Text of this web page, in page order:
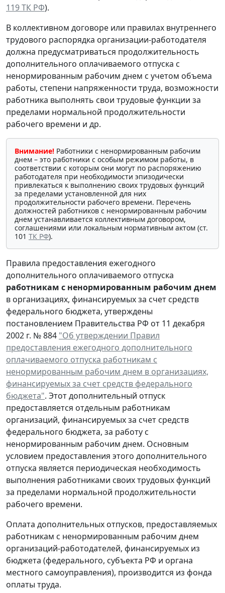
119 ТК РФ).
В коллективном договоре или правилах внутреннего
трудового распорядка организации-работодателя
должна предусматриваться продолжительность
дополнительного оплачиваемого отпуска с
ненормированным рабочим днем с учетом объема
работы, степени напряженности труда, возможности
работника выполнять свои трудовые функции за
пределами нормальной продолжительности
рабочего времени и др.
Внимание! Работники с ненормированным рабочим
днем – это работники с особым режимом работы, в
соответствии с которым они могут по распоряжению
работодателя при необходимости эпизодически
привлекаться к выполнению своих трудовых функций
за пределами установленной для них
продолжительности рабочего времени. Перечень
должностей работников с ненормированным рабочим
днем устанавливается коллективным договором,
соглашениями или локальным нормативным актом (ст.
101 ТК РФ).
Правила предоставления ежегодного
дополнительного оплачиваемого отпуска
работникам с ненормированным рабочим днем
в организациях, финансируемых за счет средств
федерального бюджета, утверждены
постановлением Правительства РФ от 11 декабря
2002 г. № 884 "Об утверждении Правил
предоставления ежегодного дополнительного
оплачиваемого отпуска работникам с
ненормированным рабочим днем в организациях,
финансируемых за счет средств федерального
бюджета". Этот дополнительный отпуск
предоставляется отдельным работникам
организаций, финансируемых за счет средств
федерального бюджета, за работу с
ненормированным рабочим днем. Основным
условием предоставления этого дополнительного
отпуска является периодическая необходимость
выполнения работниками своих трудовых функций
за пределами нормальной продолжительности
рабочего времени.
Оплата дополнительных отпусков, предоставляемых
работникам с ненормированным рабочим днем
организаций-работодателей, финансируемых из
бюджета (федерального, субъекта РФ и органа
местного самоуправления), производится из фонда
оплаты труда.